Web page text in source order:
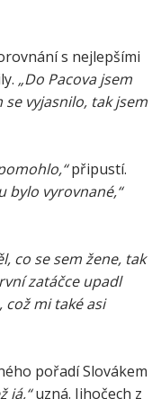
s nejlepšími
„Do Pacova jsem
vyjasnilo, tak jsem
připustí.
bylo vyrovnané,“
co se sem žene, tak
zatáčce upadl
což mi také asi
pořadí Slovákem
já,“uzná. Jihočech z